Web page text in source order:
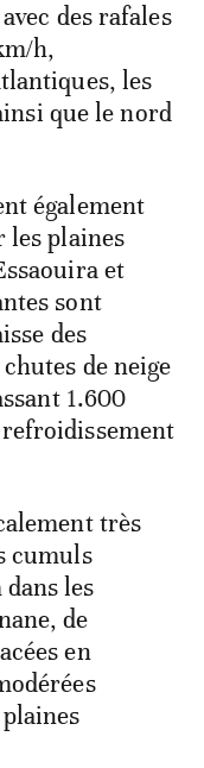
des rafales
h,
les
que le nord
également
les plaines
et
sont
des
de neige
1.600
refroidissement
très
cumuls
les
de
en